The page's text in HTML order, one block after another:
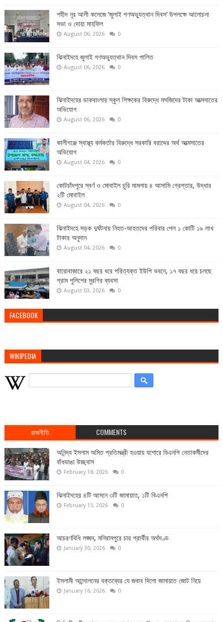
শহীদ নূর আলী কলেজে ‘জুলাই গণঅভ্যুত্থান দিবস’ উপলক্ষে আলোচনা
সভা ও দোয়া মাহফিল
August 06, 2026 0
ঝিনাইদহে জুলাই গণঅভ্যুত্থান দিবস পালিত
August 06, 2026 0
ঝিনাইদহের ডাকবাংলায় স্কুল শিক্ষকের বিরুদ্ধে মসজিদের টাকা আত্মসাতের
অভিযোগ
August 06, 2026 0
কালীগঞ্জে স্বাস্থ্য কর্মকর্তার বিরুদ্ধে সরকারি বরাদ্দের অর্থ আত্মসাতের
অভিযোগ
August 04, 2026 0
কোটচাঁদপুরে স্বর্ণ ও মোবাইল চুরি মামলায় ৪ আসামি গ্রেপ্তার, উদ্ধার
২টি মোবাইল
August 04, 2026 0
ঝিনাইদহে সড়ক দুর্ঘটনায় নিহত-আহতদের পরিবার পেল ১ কোটি ১৯ লাখ
টাকার অনুদান
August 04, 2026 0
বারোবাজারে ২১ বছর ধরে পরিত্যক্ত ইউপি ভবনে, ১৭ বছর ধরে চলছে
গ্রাম পুলিশের মুরগির ব্যবসা
August 03, 2026 0
FACEBOOK
WIKIPEDIA
রাজনীতি COMMENTS
অনিন্দ্য ইসলাম অমিত প্রতিমন্ত্রী হওয়ায় যশোরে বিএনপি নেতাকর্মীদের
বাঁধভাঙা উচ্ছ্বাস
February 18, 2026 0
ঝিনাইদহের ৪টি আসনে ৩টি জামায়াত, ১টি বিএনপি
February 13, 2026 0
আচরণবিধি লঙ্ঘন, মনিরামপুরে চার প্রার্থীর অর্থদণ্ড
January 30, 2026 0
ইসলামী আন্দোলনের বক্তব্যের যে জবাব দিলো জামায়াত জোট নিয়ে
January 16, 2026 0